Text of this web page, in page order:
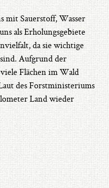
mit Sauerstoff, Wasser
als Erholungsgebiete
da sie wichtige
Aufgrund der
Flächen im Wald
des Forstministeriums
Land wieder